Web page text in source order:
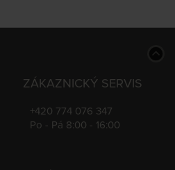
ZÁKAZNICKÝ SERVIS
+420 774 076 347
Po - Pá 8:00 - 16:00